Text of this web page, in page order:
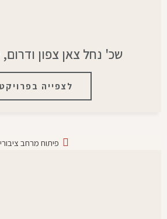
שכ' נחל צאן צפון
לצפייה בפרויקט
פיתוח מרחב ציבורי